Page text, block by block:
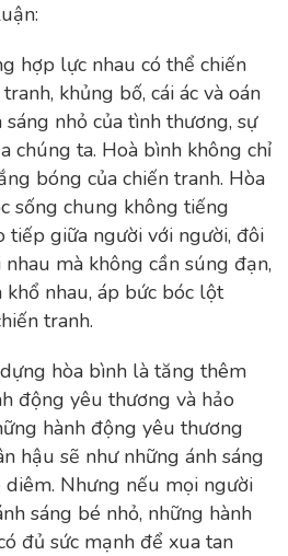
hợp lực nhau có thể chiến
khủng bố, cái ác và oán
nhỏ của tình thương, sự
chúng ta. Hoà bình không chỉ
bóng của chiến tranh. Hòa
sống chung không tiếng
tiếp giữa người với người, đôi
mà không cần súng đạn,
nhau, áp bức bóc lột
tranh.
hòa bình là tăng thêm
động yêu thương và hảo
hành động yêu thương
hậu sẽ như những ánh sáng
Nhưng nếu mọi người
sáng bé nhỏ, những hành
đủ sức mạnh để xua tan